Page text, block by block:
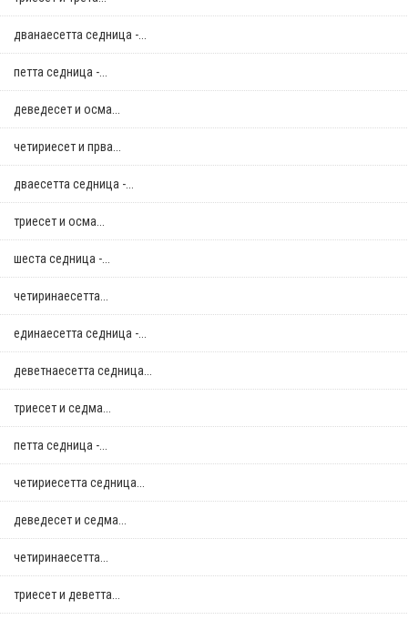
дванаесетта седница -...
петта седница -...
деведесет и осма...
четириесет и прва...
дваесетта седница -...
триесет и осма...
шеста седница -...
четиринаесетта...
единаесетта седница -...
деветнаесетта седница...
триесет и седма...
петта седница -...
четириесетта седница...
деведесет и седма...
четиринаесетта...
триесет и деветта...